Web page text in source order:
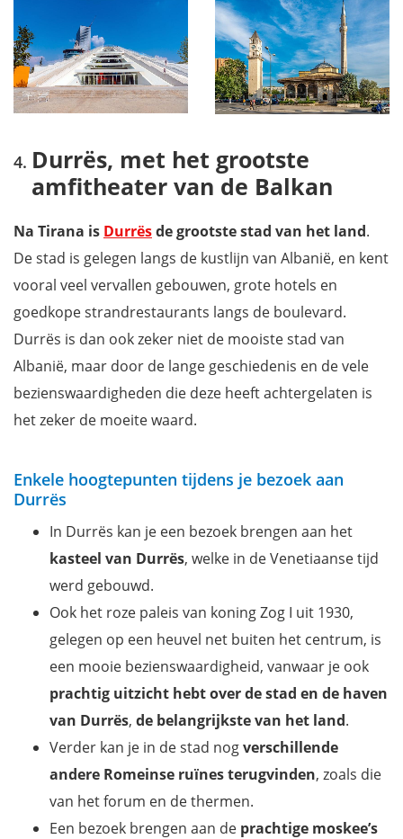
Durrës, met het grootste
amfitheater van de Balkan
Na Tirana is Durrësde grootste stad van het land.
De stad is gelegen langs de kustlijn van Albanië, en kent
vooral veel vervallen gebouwen, grote hotels en
goedkope strandrestaurants langs de boulevard.
Durrës is dan ook zeker niet de mooiste stad van
Albanië, maar door de lange geschiedenis en de vele
bezienswaardigheden die deze heeft achtergelaten is
het zeker de moeite waard.
Enkele hoogtepunten tijdens je bezoek aan
Durrës
In Durrës kan je een bezoek brengen aan het
kasteel van Durrës, welke in de Venetiaanse tijd
werd gebouwd.
Ook het roze paleis van koning Zog I uit 1930,
gelegen op een heuvel net buiten het centrum, is
een mooie bezienswaardigheid, vanwaar je ook
prachtig uitzicht hebt over de stad en de haven
van Durrës, de belangrijkste van het land.
Verder kan je in de stad nogverschillende
andere Romeinse ruïnes terugvinden, zoals die
van het forum en de thermen.
Een bezoek brengen aan de prachtige moskee’s